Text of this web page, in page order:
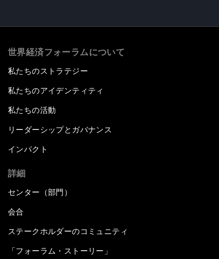
世界経済フォーラムについて
私たちのストラテジー
私たちのアイデンティティ
私たちの活動
リーダーシップとガバナンス
インパクト
詳細
センター（部門）
会合
ステークホルダーのコミュニティ
「フォーラム・ストーリー」